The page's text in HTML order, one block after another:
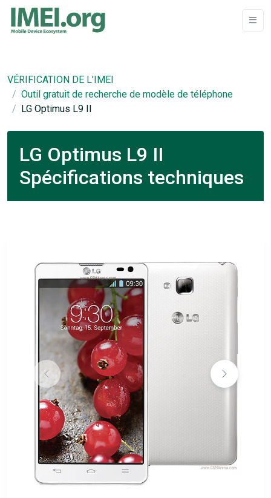
VÉRIFICATION DE L'IMEI
Outil gratuit de recherche de modèle de téléphone
LG Optimus L9 II
LG Optimus L9 II
Spécifications techniques